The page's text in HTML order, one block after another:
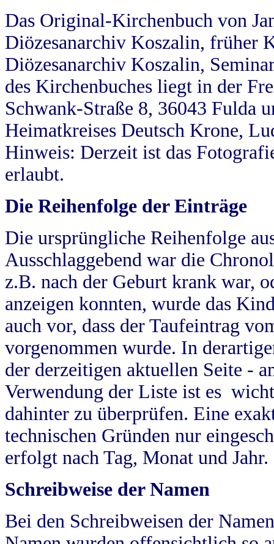
Das Original-Kirchenbuch von
Diözesanarchiv Koszalin, früher
Diözesanarchiv Koszalin,
des Kirchenbuches liegt in der
Schwank-Straße 8, 36043 Fulda
Heimatkreises Deutsch Krone,
Hinweis: Derzeit ist das
erlaubt.
Die Reihenfolge der Einträge
Die ursprüngliche Reihenfolge
Ausschlaggebend war die
z.B. nach der Geburt krank war,
anzeigen konnten, wurde das
auch vor, dass der Taufeintrag
vorgenommen wurde. In
der derzeitigen aktuellen Seite -
Verwendung der Liste ist es
dahinter zu überprüfen. Eine
technischen Gründen nur
erfolgt nach Tag, Monat und Jahr.
Schreibweise der Namen
Bei den Schreibweisen der